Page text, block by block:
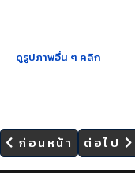
ดูรูปภาพอื่น ๆ คลิก
เนื้อหาก่อนหน้า: ศู
ก่อนหน้า เนื้อหา
ต่อไป